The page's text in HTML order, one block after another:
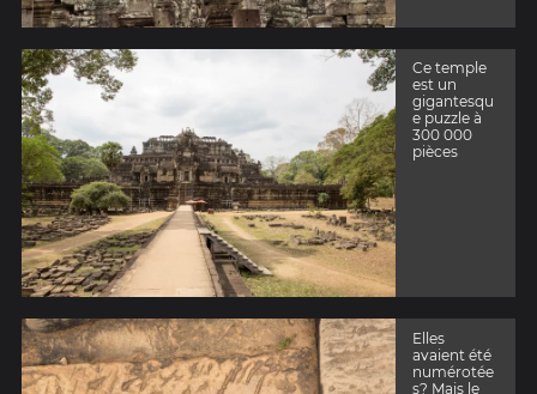
Ce temple
est un
gigantesqu
e puzzle à
300 000
pièces
Elles
avaient été
numérotée
s? Mais le